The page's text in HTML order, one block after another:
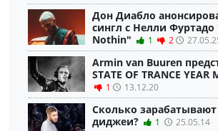
Дон Диабло
сингл с Нелли Фуртадо
Nothin"
1 2
Armin van Buuren
STATE OF TRANCE YEAR
1
13.12.20
Сколько
диджеи?
1 25.05.14